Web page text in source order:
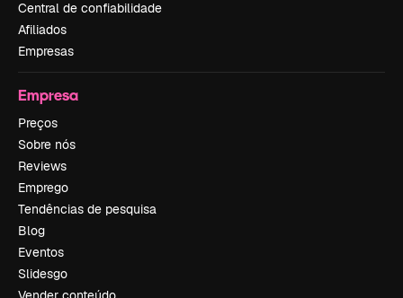
Central de confiabilidade
Afiliados
Empresas
Empresa
Preços
Sobre nós
Reviews
Emprego
Tendências de pesquisa
Blog
Eventos
Slidesgo